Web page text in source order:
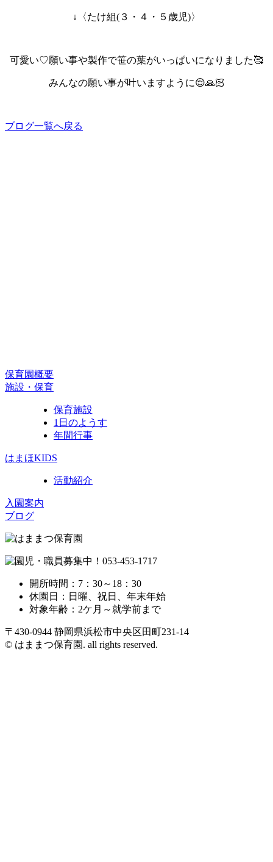
↓〈たけ組(３・４・５歳児)〉
可愛い♡願い事や製作で笹の葉がいっぱいになりました🥰
みんなの願い事が叶いますように😌🙏🏻
ブログ一覧へ戻る
保育園概要
施設・保育
保育施設
1日のようす
年間行事
はまほKIDS
活動紹介
入園案内
ブログ
開所時間：7：30～18：30
休園日：日曜、祝日、年末年始
対象年齢：2ケ月～就学前まで
〒430-0944 静岡県浜松市中央区田町231-14
© はままつ保育園. all rights reserved.